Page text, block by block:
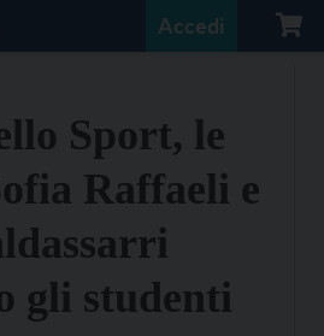
Accedi
Sport, le
Raffaeli e
gli studenti